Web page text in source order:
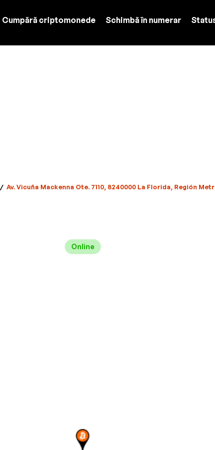
Cumpără criptomonede Schimbă în numerar
/ Av. Vicuña Mackenna Ote. 7110, 8240000 La Florida, Región
Online